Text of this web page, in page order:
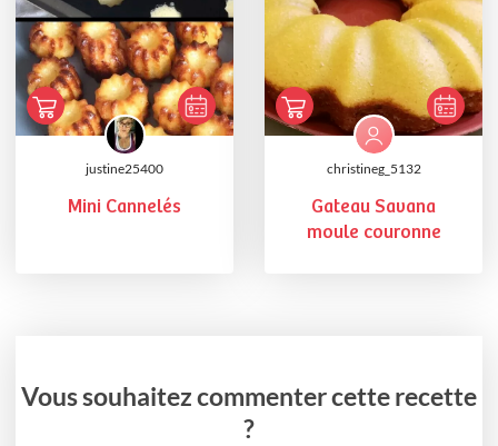
justine25400
Mini Cannelés
christineg_5132
Gateau Savana
moule couronne
Vous souhaitez commenter cette recette
?